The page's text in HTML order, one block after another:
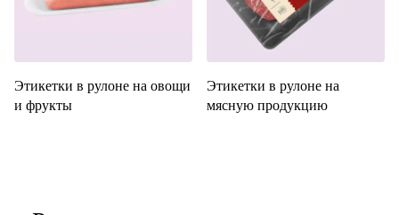
Этикетки в рулоне на овощи
и фрукты
Этикетки в рулоне на
мясную продукцию